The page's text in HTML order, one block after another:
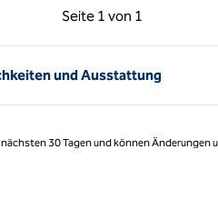
Seite 1 von 1
Vorherige Seite, 1 von 1
Seite 1 von 1
und Ausstattung
30 Tagen und können